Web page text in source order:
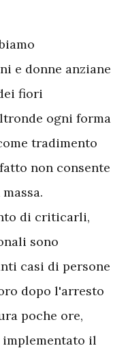
e donne anziane
fiori
ogni forma
tradimento
non consente
di criticarli,
sono
casi di persone
dopo l'arresto
poche ore,
implementato il